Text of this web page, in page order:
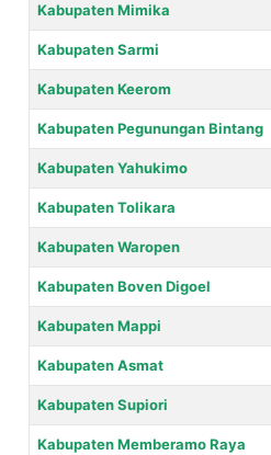
Kabupaten Mimika
Kabupaten Sarmi
Kabupaten Keerom
Kabupaten Pegunungan Bintang
Kabupaten Yahukimo
Kabupaten Tolikara
Kabupaten Waropen
Kabupaten Boven Digoel
Kabupaten Mappi
Kabupaten Asmat
Kabupaten Supiori
Kabupaten Memberamo Raya